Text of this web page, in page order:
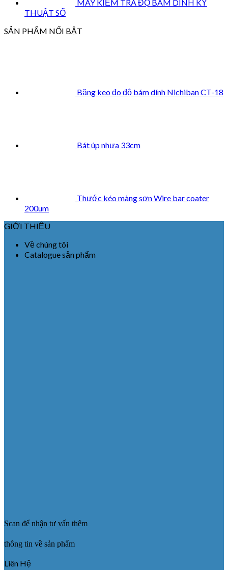
MÁY KIỂM TRA ĐỘ BÁM DÍNH KỸ
THUẬT SỐ
SẢN PHẨM NỔI BẬT
Băng keo đo độ bám dính Nichiban CT-18
Bát úp nhựa 33cm
Thước kéo màng sơn Wire bar coater
200um
GIỚI THIỆU
Về chúng tôi
Catalogue sản phẩm
Scan để nhận tư vấn thêm
thông tin về sản phẩm
Liên Hệ